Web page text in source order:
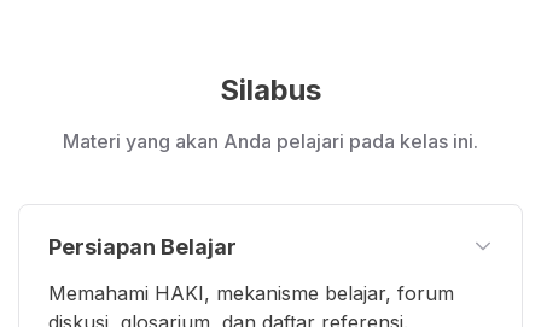
Silabus
Materi yang akan Anda pelajari pada kelas ini.
Persiapan Belajar
Memahami HAKI, mekanisme belajar, forum
diskusi, glosarium, dan daftar referensi.